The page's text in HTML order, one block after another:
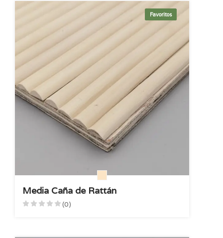
Favoritos
Media Caña de Rattán
(0)